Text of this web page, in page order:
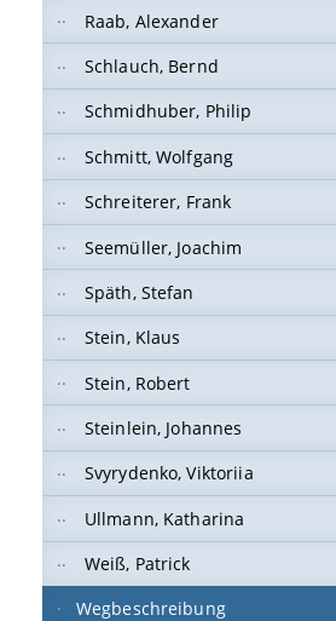
Raab, Alexander
Schlauch, Bernd
Schmidhuber, Philip
Schmitt, Wolfgang
Schreiterer, Frank
Seemüller, Joachim
Späth, Stefan
Stein, Klaus
Stein, Robert
Steinlein, Johannes
Svyrydenko, Viktoriia
Ullmann, Katharina
Weiß, Patrick
Wegbeschreibung